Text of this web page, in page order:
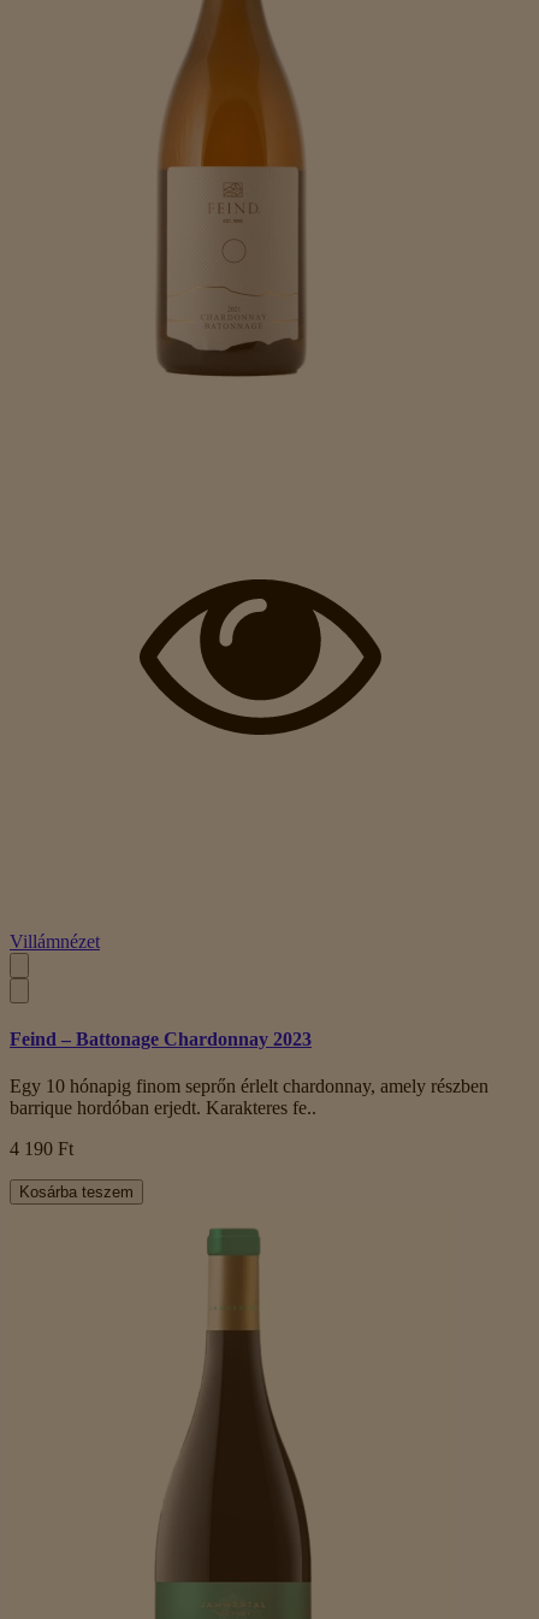
Villámnézet
Feind – Battonage Chardonnay 2023
Egy 10 hónapig finom seprőn érlelt chardonnay, amely részben
barrique hordóban erjedt. Karakteres fe..
4 190 Ft
Kosárba teszem